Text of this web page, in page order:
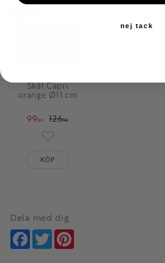
Skål Capri
orange Ø11 cm
99KR 126KR
Lägg till i favoriter
KÖP
Dela med dig
Facebook
Twitter
nej tack